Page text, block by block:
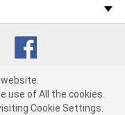
"Accept", you consent
(3) cv1361
use of All the cookies.
Cookie Settings.